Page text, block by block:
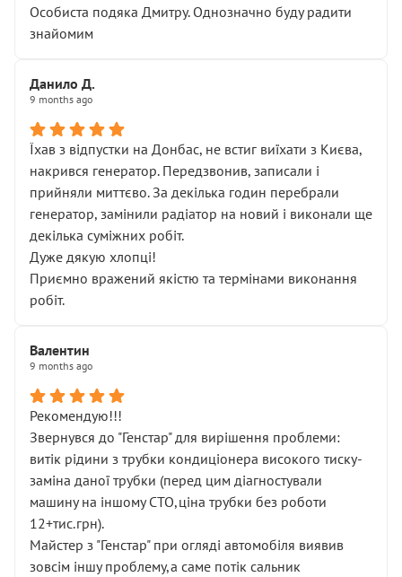
Особиста подяка Дмитру. Однозначно буду радити
знайомим
Данило Д.
9 months ago
Їхав з відпустки на Донбас, не встиг виїхати з Києва,
накрився генератор. Передзвонив, записали і
прийняли миттєво. За декілька годин перебрали
генератор, замінили радіатор на новий і виконали ще
декілька суміжних робіт.
Дуже дякую хлопці!
Приємно вражений якістю та термінами виконання
робіт.
Валентин
9 months ago
Рекомендую!!!
Звернувся до "Генстар" для вирішення проблеми:
витік рідини з трубки кондиціонера високого тиску-
заміна даної трубки (перед цим діагностували
машину на іншому СТО,ціна трубки без роботи
12+тис.грн).
Майстер з "Генстар" при огляді автомобіля виявив
зовсім іншу проблему,а саме потік сальник